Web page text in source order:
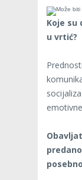
Koje su
u vrtić?